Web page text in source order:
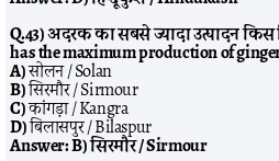
Q.43) अदरक का सबसे ज्यादा उत्पादन
has the maximum production of
A)सोलन / Solan
B)सिरमौर / Sirmour
C)कांगड़ा / Kangra
D)बिलासपुर / Bilaspur
Answer:B) सिरमौर / Sirmour